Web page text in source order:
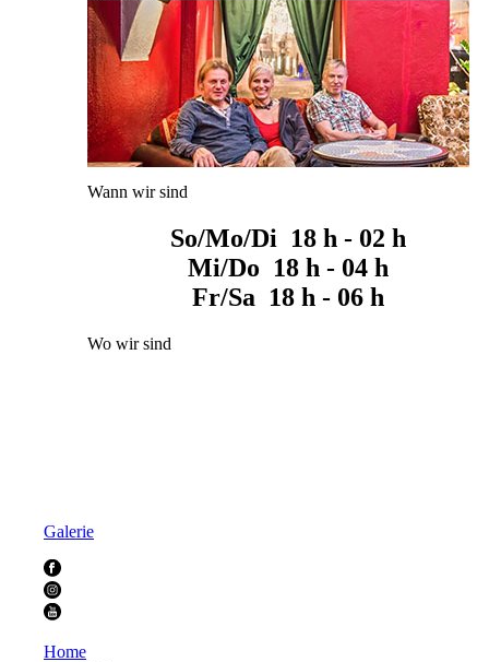
Wann wir sind
So/Mo/Di 18 h - 02 h
Mi/Do 18 h - 04 h
Fr/Sa 18 h - 06 h
Wo wir sind
Galerie
Home